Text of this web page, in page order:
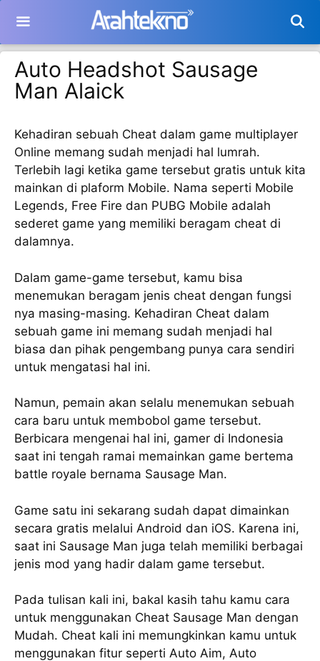
isi
Auto Headshot Sausage
Man Alaick
Kehadiran sebuah Cheat dalam game multiplayer
Online memang sudah menjadi hal lumrah.
Terlebih lagi ketika game tersebut gratis untuk kita
mainkan di plaform Mobile. Nama seperti Mobile
Legends, Free Fire dan PUBG Mobile adalah
sederet game yang memiliki beragam cheat di
dalamnya.
Dalam game-game tersebut, kamu bisa
menemukan beragam jenis cheat dengan fungsi
nya masing-masing. Kehadiran Cheat dalam
sebuah game ini memang sudah menjadi hal
biasa dan pihak pengembang punya cara sendiri
untuk mengatasi hal ini.
Namun, pemain akan selalu menemukan sebuah
cara baru untuk membobol game tersebut.
Berbicara mengenai hal ini, gamer di Indonesia
saat ini tengah ramai memainkan game bertema
battle royale bernama Sausage Man.
Game satu ini sekarang sudah dapat dimainkan
secara gratis melalui Android dan iOS. Karena ini,
saat ini Sausage Man juga telah memiliki berbagai
jenis mod yang hadir dalam game tersebut.
Pada tulisan kali ini, bakal kasih tahu kamu cara
untuk menggunakan Cheat Sausage Man dengan
Mudah. Cheat kali ini memungkinkan kamu untuk
menggunakan fitur seperti Auto Aim, Auto